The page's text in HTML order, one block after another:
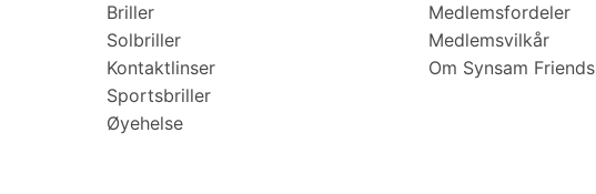
Briller
Solbriller
Kontaktlinser
Sportsbriller
Øyehelse
Medlemsfordeler
Medlemsvilkår
Om Synsam Friends